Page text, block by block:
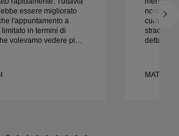
essere migliorato
l'appuntamento a
in termini di
volevamo vedere più
buona,
qualità. Moglie è
nostre
cura e la
dettaglio
felici